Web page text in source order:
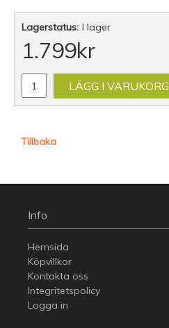
Lagerstatus: I lager
1.799kr
LÄGG I VARUKORG
Tillbaka
Info
Hemsida
Köpvillkor
Kontakta oss
Integritetspolicy
Logga in